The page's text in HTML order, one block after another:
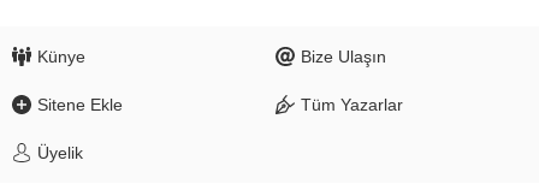
Künye Bize Ulaşın
Sitene Ekle Tüm Yazarlar
Üyelik